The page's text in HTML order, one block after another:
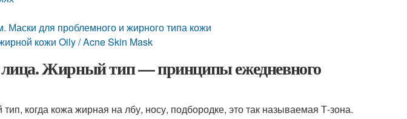
Маски для проблемного и жирного типа кожи
кожи Oily / Acne Skin Mask
Жирный тип — принципы ежедневного
когда кожа жирная на лбу, носу, подбородке, это так называемая Т-зона.